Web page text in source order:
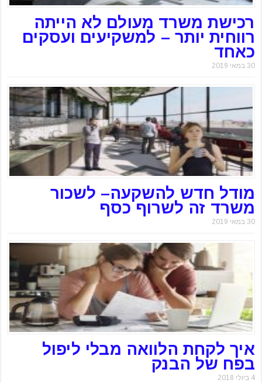
רכישת משרד מעולם לא הייתה
רווחית יותר – למשקיעים ועסקים
כאחד
30 במאי 2019
מודל חדש להשקעה– לשכור
משרד זה לשרוף כסף
30 במאי 2019
איך לקחת הלוואה מבלי ליפול
בפח של הבנק
4 ביולי 2018